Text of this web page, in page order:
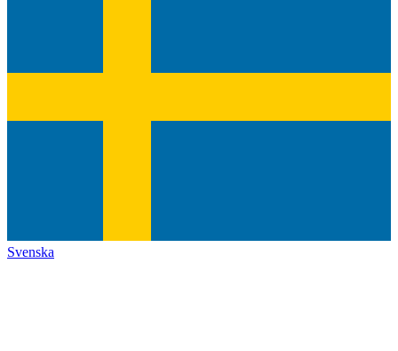
Svenska